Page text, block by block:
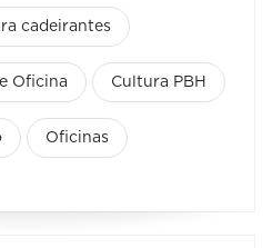
cadeirantes
Oficina Cultura PBH
Oficinas